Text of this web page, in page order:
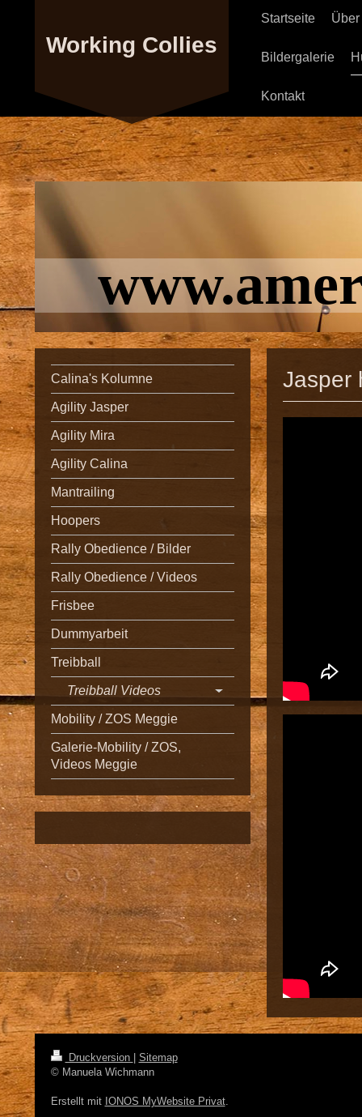
Startseite
Bildergalerie
Kontakt
Working Collies
Jasper
Calina's Kolumne
Agility Jasper
Agility Mira
Agility Calina
Mantrailing
Hoopers
Rally Obedience / Bilder
Rally Obedience / Videos
Frisbee
Dummyarbeit
Treibball
Treibball Videos
Mobility / ZOS Meggie
Galerie-Mobility / ZOS,
Videos Meggie
Druckversion
Sitemap
© Manuela Wichmann
Erstellt mit IONOS MyWebsite Privat.